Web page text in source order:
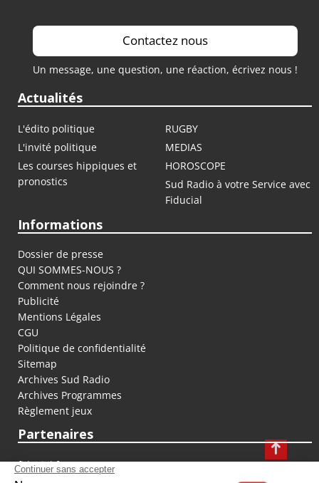
Contactez nous
Un message, une question, une réaction, écrivez nous !
Actualités
L'édito politique
RUGBY
L'invité politique
MEDIAS
Les courses hippiques et
pronostics
HOROSCOPE
Sud Radio à votre Service avec
Fiducial
Informations
Dossier de presse
QUI SOMMES-NOUS ?
Comment nous rejoindre ?
Publicité
Mentions Légales
CGU
Politique de confidentialité
Sitemap
Archives Sud Radio
Archives Programmes
Règlement jeux
Partenaires
fiducial.fr